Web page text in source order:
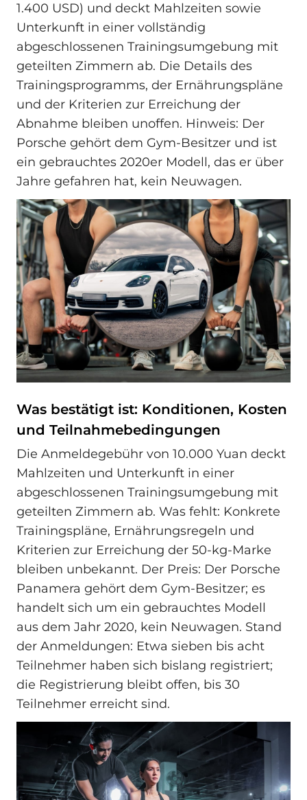
1.400 USD) und deckt Mahlzeiten sowie
Unterkunft in einer vollständig
abgeschlossenen Trainingsumgebung mit
geteilten Zimmern ab. Die Details des
Trainingsprogramms, der Ernährungspläne
und der Kriterien zur Erreichung der
Abnahme bleiben unoffen. Hinweis: Der
Porsche gehört dem Gym-Besitzer und ist
ein gebrauchtes 2020er Modell, das er über
Jahre gefahren hat, kein Neuwagen.
Was bestätigt ist: Konditionen, Kosten
und Teilnahmebedingungen
Die Anmeldegebühr von 10.000 Yuan deckt
Mahlzeiten und Unterkunft in einer
abgeschlossenen Trainingsumgebung mit
geteilten Zimmern ab. Was fehlt: Konkrete
Trainingspläne, Ernährungsregeln und
Kriterien zur Erreichung der 50-kg-Marke
bleiben unbekannt. Der Preis: Der Porsche
Panamera gehört dem Gym-Besitzer; es
handelt sich um ein gebrauchtes Modell
aus dem Jahr 2020, kein Neuwagen. Stand
der Anmeldungen: Etwa sieben bis acht
Teilnehmer haben sich bislang registriert;
die Registrierung bleibt offen, bis 30
Teilnehmer erreicht sind.